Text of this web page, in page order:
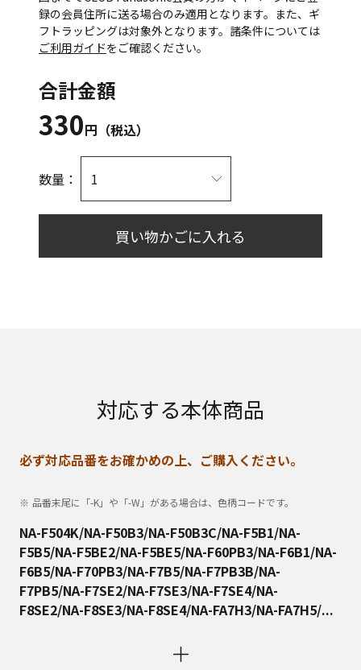
録の会員住所に送る場合のみ適用となります。また、ギ
フトラッピングは対象外となります。諸条件については
ご利用ガイドをご確認ください。
合計金額
330円（税込）
数量：
買い物かごに入れる
対応する本体商品
必ず対応品番をお確かめの上、ご購入ください。
品番末尾に「-K」や「-W」がある場合は、色柄コードです。
NA-F504K/NA-F50B3/NA-F50B3C/NA-F5B1/NA-
F5B5/NA-F5BE2/NA-F5BE5/NA-F60PB3/NA-F6B1/NA-
F6B5/NA-F70PB3/NA-F7B5/NA-F7PB3B/NA-
F7PB5/NA-F7SE2/NA-F7SE3/NA-F7SE4/NA-
F8SE2/NA-F8SE3/NA-F8SE4/NA-FA7H3/NA-FA7H5/...